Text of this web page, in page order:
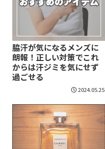
脇汗が気になるメンズに
朗報！正しい対策でこれ
からは汗ジミを気にせず
過ごせる
2024.05.25